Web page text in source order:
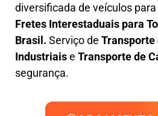
diversificada de veículos
Fretes Interestaduais para
Brasil. Serviço de
Industriaise Transporte de
segurança.